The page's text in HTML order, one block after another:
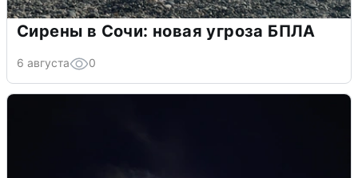
Сирены в Сочи: новая угроза БПЛА
6 августа 0